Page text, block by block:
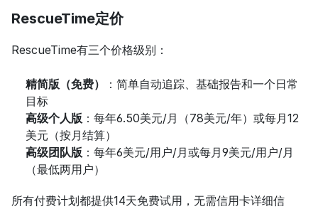
RescueTime定价
RescueTime有三个价格级别：
精简版（免费）
：简单自动追踪、基础报告和一个日常
目标
高级个人版 ：每年6.50美元/月（78美元/年）或每月12
美元（按月结算）
高级团队版 ：每年6美元/用户/月或每月9美元/用户/月
（最低两用户）
所有付费计划都提供14天免费试用，无需信用卡详细信